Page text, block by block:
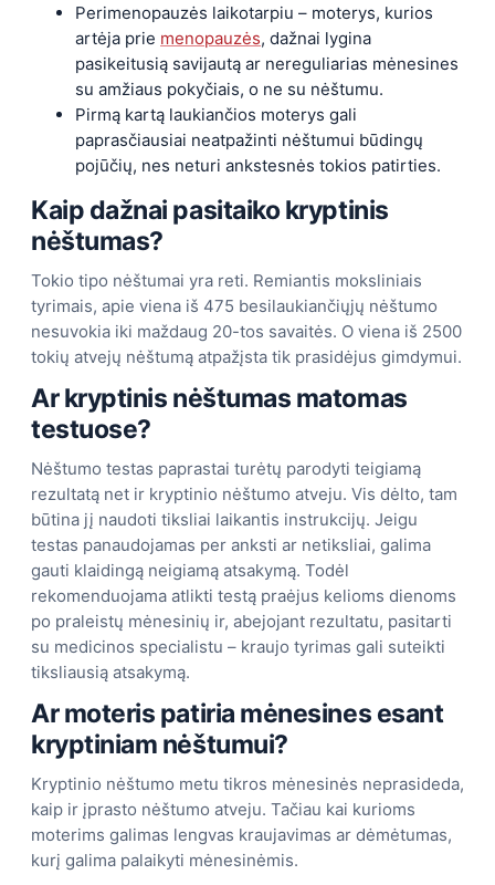
Perimenopauzės laikotarpiu – moterys, kurios
artėja prie menopauzės, dažnai lygina
pasikeitusią savijautą ar nereguliarias mėnesines
su amžiaus pokyčiais, o ne su nėštumu.
Pirmą kartą laukiančios moterys gali
paprasčiausiai neatpažinti nėštumui būdingų
pojūčių, nes neturi ankstesnės tokios patirties.
Kaip dažnai pasitaiko kryptinis
nėštumas?
Tokio tipo nėštumai yra reti. Remiantis moksliniais
tyrimais, apie viena iš 475 besilaukiančiųjų nėštumo
nesuvokia iki maždaug 20-tos savaitės. O viena iš 2500
tokių atvejų nėštumą atpažįsta tik prasidėjus gimdymui.
Ar kryptinis nėštumas matomas
testuose?
Nėštumo testas paprastai turėtų parodyti teigiamą
rezultatą net ir kryptinio nėštumo atveju. Vis dėlto, tam
būtina jį naudoti tiksliai laikantis instrukcijų. Jeigu
testas panaudojamas per anksti ar netiksliai, galima
gauti klaidingą neigiamą atsakymą. Todėl
rekomenduojama atlikti testą praėjus kelioms dienoms
po praleistų mėnesinių ir, abejojant rezultatu, pasitarti
su medicinos specialistu – kraujo tyrimas gali suteikti
tiksliausią atsakymą.
Ar moteris patiria mėnesines esant
kryptiniam nėštumui?
Kryptinio nėštumo metu tikros mėnesinės neprasideda,
kaip ir įprasto nėštumo atveju. Tačiau kai kurioms
moterims galimas lengvas kraujavimas ar dėmėtumas,
kurį galima palaikyti mėnesinėmis.